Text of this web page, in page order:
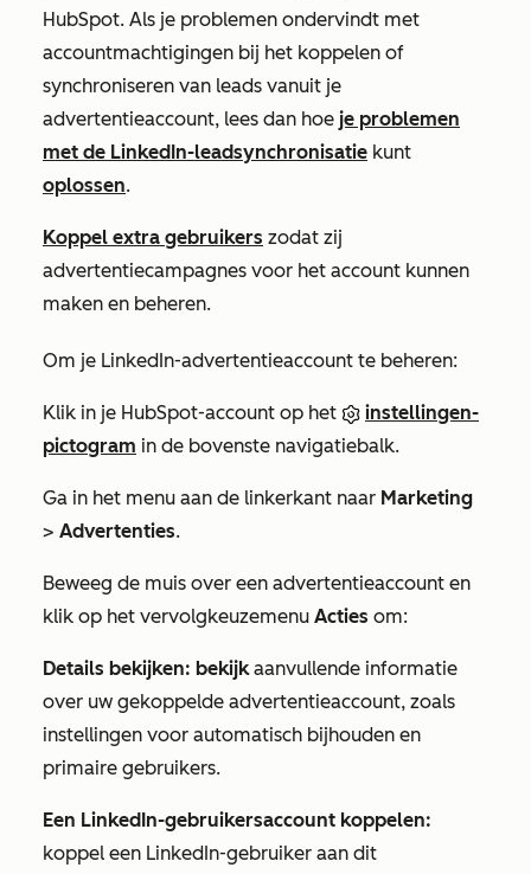
HubSpot. Als je problemen ondervindt met
accountmachtigingen bij het koppelen of
synchroniseren van leads vanuit je
advertentieaccount, lees dan hoe je problemen
met de LinkedIn-leadsynchronisatie kunt
oplossen.
Koppel extra gebruikers zodat zij
advertentiecampagnes voor het account kunnen
maken en beheren.
Om je LinkedIn-advertentieaccount te beheren:
Klik in je HubSpot-account op het
instellingen-
pictogram in de bovenste navigatiebalk.
Ga in het menu aan de linkerkant naar Marketing
> Advertenties.
Beweeg de muis over een advertentieaccount en
klik op het vervolgkeuzemenu Acties om:
Details bekijken: bekijkaanvullende informatie
over uw gekoppelde advertentieaccount, zoals
instellingen voor automatisch bijhouden en
primaire gebruikers.
Een LinkedIn-gebruikersaccount koppelen:
koppel een LinkedIn-gebruiker aan dit